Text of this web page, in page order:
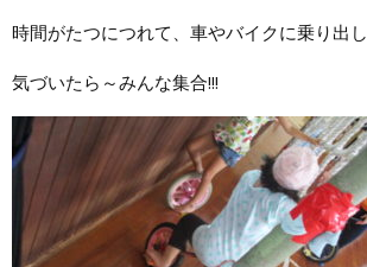
時間がたつにつれて、車やバイクに乗り出し
気づいたら～みんな集合!!!